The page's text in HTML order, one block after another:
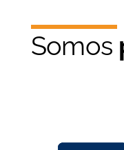
Somos